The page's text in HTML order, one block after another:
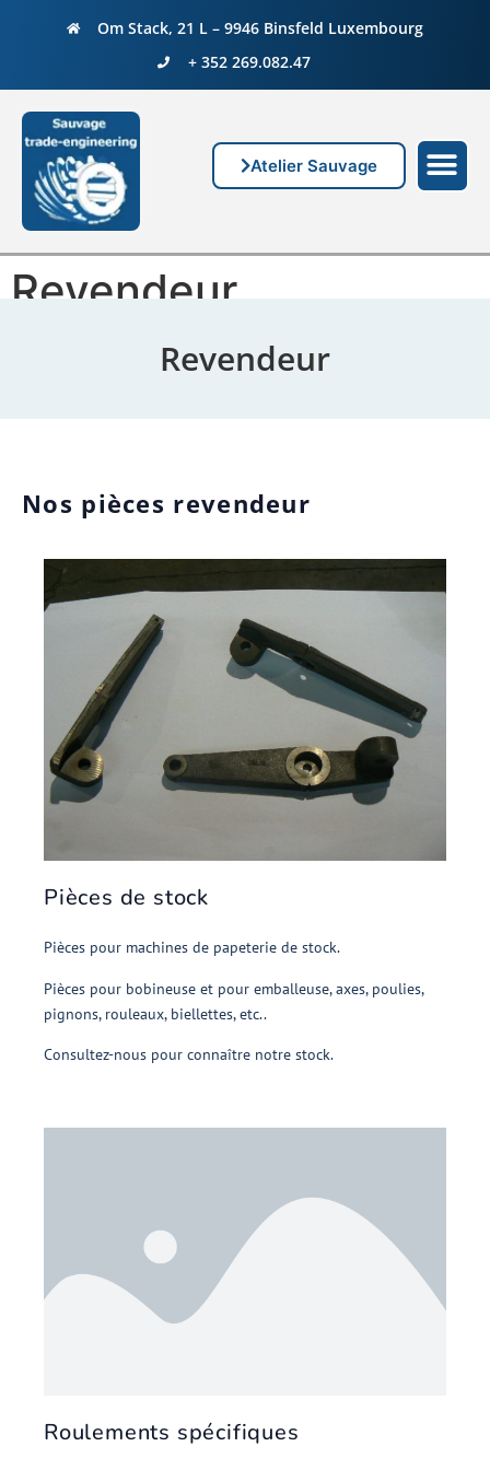
Om Stack, 21 L – 9946 Binsfeld Luxembourg
+ 352 269.082.47
Atelier Sauvage
Revendeur
Revendeur
Nos pièces revendeur
Pièces de stock
Pièces pour machines de papeterie de stock.
Pièces pour bobineuse et pour emballeuse, axes, poulies,
pignons, rouleaux, biellettes, etc..
Consultez-nous pour connaître notre stock.
Roulements spécifiques